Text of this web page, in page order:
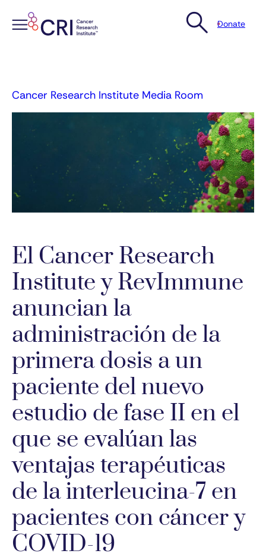
Donate
Cancer Research Institute Media Room
El Cancer Research
Institute y RevImmune
anuncian la
administración de la
primera dosis a un
paciente del nuevo
estudio de fase II en el
que se evalúan las
ventajas terapéuticas
de la interleucina-7 en
pacientes con cáncer y
COVID-19